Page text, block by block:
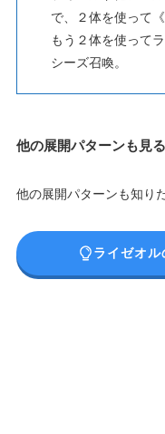
で、２体を使って
もう２体を使って
シーズ召喚。
他の展開パターンも見る
他の展開パターンも知り
ライゼオ